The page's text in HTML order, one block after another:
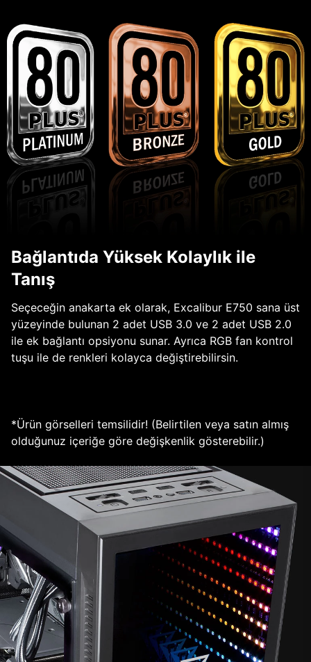
Bağlantıda Yüksek Kolaylık ile
Tanış
Seçeceğin anakarta ek olarak, Excalibur E750 sana üst
yüzeyinde bulunan 2 adet USB 3.0 ve 2 adet USB 2.0
ile ek bağlantı opsiyonu sunar. Ayrıca RGB fan kontrol
tuşu ile de renkleri kolayca değiştirebilirsin.
*Ürün görselleri temsilidir! (Belirtilen veya satın almış
olduğunuz içeriğe göre değişkenlik gösterebilir.)